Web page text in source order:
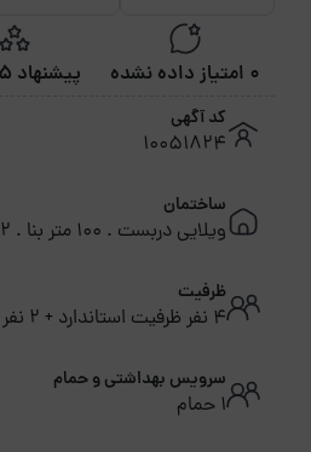
0 امتیاز داده نشده پیشنهاد 5 نفرات
کد آگهی
10051824
ساختمان
ویلایی دربست . 100 متر بنا . 2 اتاق
ظرفیت
4 نفر ظرفیت استاندارد + 2 نفر اضافه
سرویس بهداشتی و حمام
1 حمام